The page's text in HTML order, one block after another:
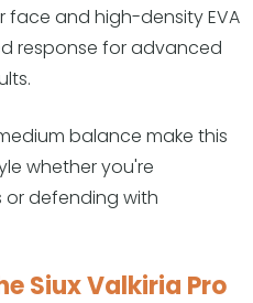
face and high-density EVA
response for advanced
balance make this
whether you're
defending with
Siux Valkiria Pro